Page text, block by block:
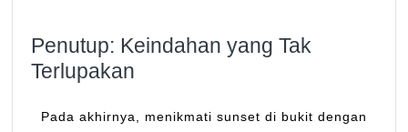
Penutup: Keindahan yang Tak
Terlupakan
Pada akhirnya, menikmati sunset di bukit dengan